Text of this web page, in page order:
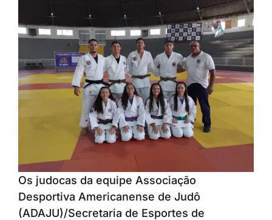
Os judocas da equipe Associação
Desportiva Americanense de Judô
(ADAJU)/Secretaria de Esportes de